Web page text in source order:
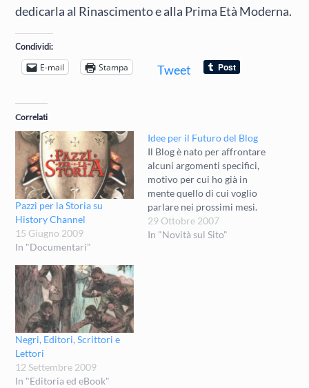
dedicarla al Rinascimento e alla Prima Età Moderna.
Condividi:
E-mail Stampa Tweet
Correlati
Pazzi per la Storia su
History Channel
15 Giugno 2009
In "Documentari"
Idee per il Futuro del Blog
Il Blog è nato per affrontare
alcuni argomenti specifici,
motivo per cui ho già in
mente quello di cui voglio
parlare nei prossimi mesi.
Tanto vale fornirvi
chiaramente il piano degli
29 Ottobre 2007
In "Novità sul Sito"
Negri, Editori, Scrittori e
Lettori
12 Settembre 2009
In "Editoria ed eBook"